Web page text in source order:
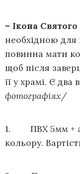
– Ікона
необхідною для
повинна мати
щоб після
її у храмі. Є два
фотографіях/
1. ПВХ 5мм +
кольору.